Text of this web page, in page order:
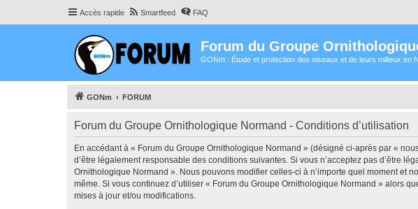
Accès rapide Smartfeed FAQ
Forum du Groupe
GONm : Étude et protection des oiseaux et de leurs milieux en
GONm FORUM
Forum du Groupe Ornithologique Normand - Conditions d’utilisation
En accédant à « Forum du Groupe Ornithologique Normand » (désigné ci-après par «
d’être légalement responsable des conditions suivantes. Si vous n’acceptez pas d’être
Ornithologique Normand ». Nous pouvons modifier celles-ci à n’importe quel moment et
même. Si vous continuez d’utiliser « Forum du Groupe Ornithologique Normand » alors
mises à jour et/ou modifications.